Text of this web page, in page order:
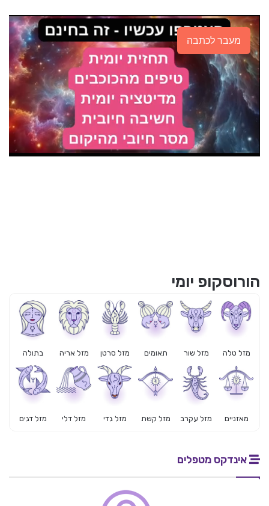
מעבר לכתבה
הורוסקופ יומי
מזל טלה מזל שור תאומים מזל סרטן מזל אריה בתולה
מאזניים מזל עקרב מזל קשת מזל גדי מזל דלי מזל דגים
אינדקס מטפלים